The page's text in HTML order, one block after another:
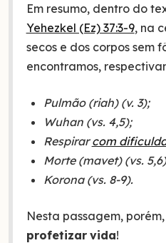
Em resumo, dentro do
Yehezkel (Ez) 37:3-9, na
secos e dos corpos sem
encontramos,
Pulmão (riah) (v. 3);
Wuhan (vs. 4,5);
Respirarcom
Morte (mavet) (vs.
Korona (vs. 8-9).
Nesta passagem,
profetizar vida!